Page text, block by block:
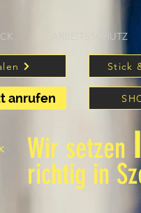
ARBEITSSCHUTZ
anrufen
Stick
Wir setzen
richtig in